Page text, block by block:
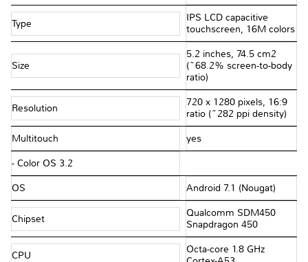
Type
IPS LCD capacitive
touchscreen, 16M colors
Size
5.2 inches, 74.5 cm2
(~68.2% screen-to-body
ratio)
Resolution
720 x 1280 pixels, 16:9
ratio (~282 ppi density)
Multitouch yes
- Color OS 3.2
OS Android 7.1 (Nougat)
Chipset
Qualcomm SDM450
Snapdragon 450
CPU
Octa-core 1.8 GHz